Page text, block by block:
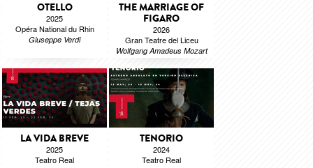
OTELLO
2025
Opéra National du Rhin
Giuseppe Verdi
THE MARRIAGE OF
FIGARO
2026
Gran Teatre del Liceu
Wolfgang Amadeus Mozart
LA VIDA BREVE
2025
Teatro Real
TENORIO
2024
Teatro Real